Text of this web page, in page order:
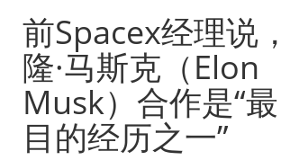
前Spacex经理说
隆·马斯克（Elon
Musk）合作是“
目的经历之一”